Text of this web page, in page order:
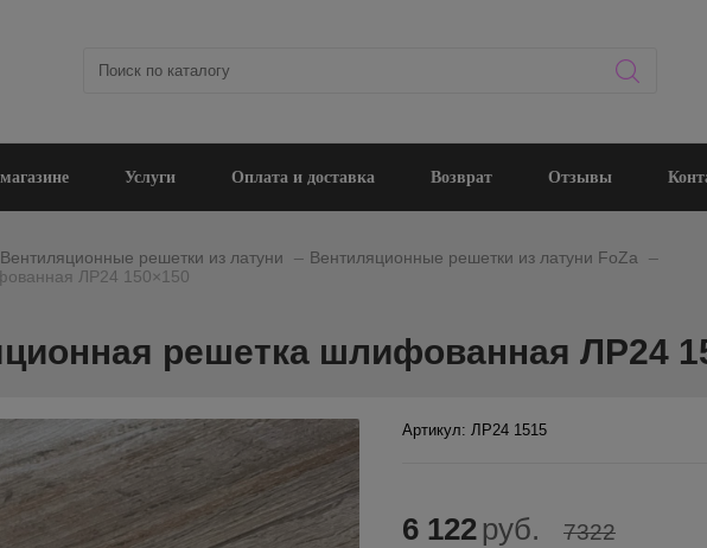
Услуги Оплата и доставка Возврат Отзывы
Вентиляционные решетки из латуни Вентиляционные решетки из латуни FoZa
ЛР24 150×150
решетка шлифованная ЛР24
Артикул: ЛР24 1515
6 122 руб. 7322